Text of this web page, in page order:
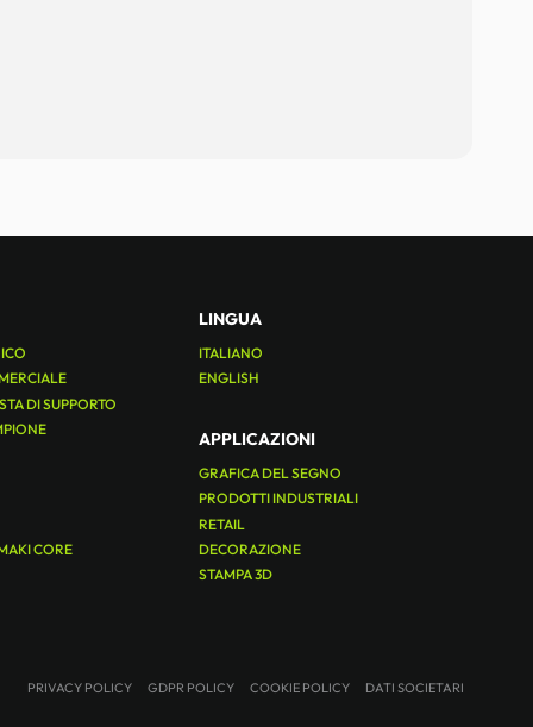
DI SUPPORTO
CORE
LINGUA
ITALIANO
ENGLISH
APPLICAZIONI
GRAFICA DEL SEGNO
PRODOTTI INDUSTRIALI
RETAIL
DECORAZIONE
STAMPA 3D
PRIVACY POLICY GDPR POLICY COOKIE POLICY DATI SOCIETARI